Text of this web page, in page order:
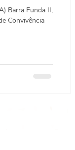
Barra Funda II,
Convivência